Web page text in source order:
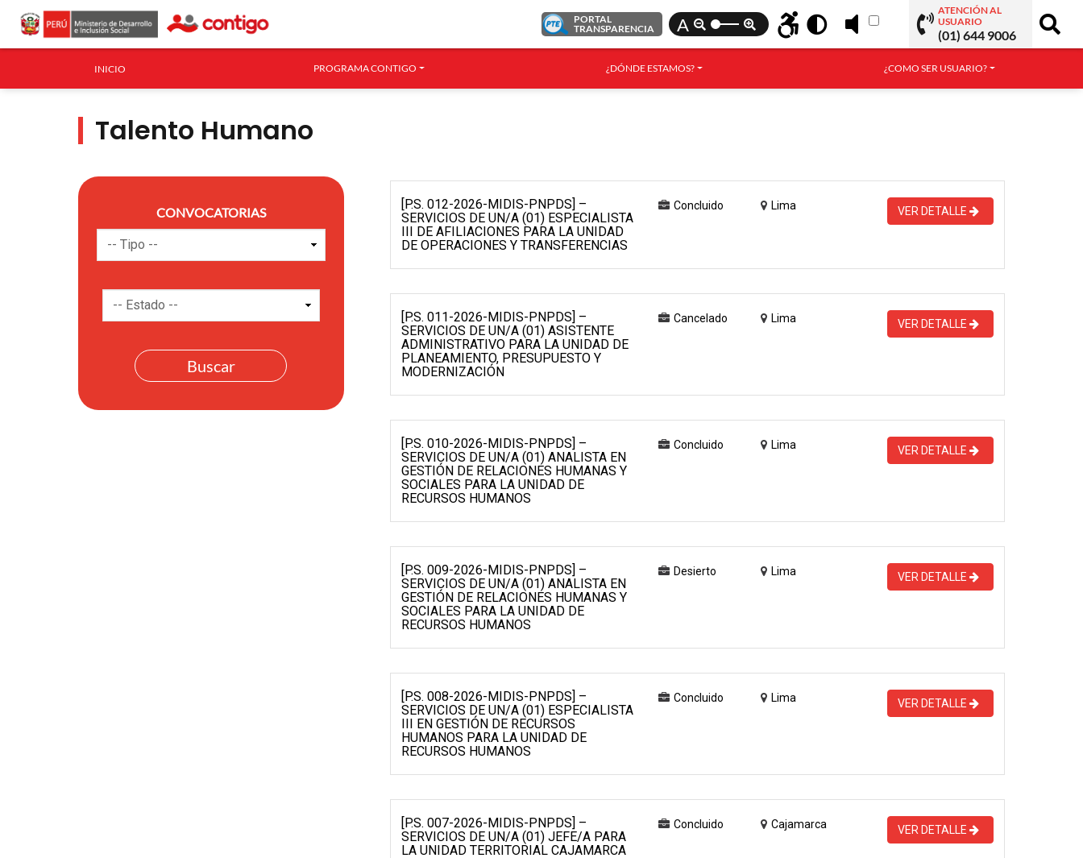
PORTAL
TRANSPARENCIA
A
ATENCIÓN AL
USUARIO
(01) 644 9006
INICIO PROGRAMA CONTIGO ¿DÓNDE ESTAMOS? ¿COMO SER USUARIO?
Talento Humano
CONVOCATORIAS
[P.S. 012-2026-MIDIS-PNPDS] –
SERVICIOS DE UN/A (01) ESPECIALISTA
III DE AFILIACIONES PARA LA UNIDAD
DE OPERACIONES Y TRANSFERENCIAS
Concluido Lima VER DETALLE
[P.S. 011-2026-MIDIS-PNPDS] –
SERVICIOS DE UN/A (01) ASISTENTE
ADMINISTRATIVO PARA LA UNIDAD DE
PLANEAMIENTO, PRESUPUESTO Y
MODERNIZACIÓN
Cancelado Lima VER DETALLE
[P.S. 010-2026-MIDIS-PNPDS] –
SERVICIOS DE UN/A (01) ANALISTA EN
GESTIÓN DE RELACIONES HUMANAS Y
SOCIALES PARA LA UNIDAD DE
RECURSOS HUMANOS
Concluido Lima VER DETALLE
[P.S. 009-2026-MIDIS-PNPDS] –
SERVICIOS DE UN/A (01) ANALISTA EN
GESTIÓN DE RELACIONES HUMANAS Y
SOCIALES PARA LA UNIDAD DE
RECURSOS HUMANOS
Desierto Lima VER DETALLE
[P.S. 008-2026-MIDIS-PNPDS] –
SERVICIOS DE UN/A (01) ESPECIALISTA
III EN GESTIÓN DE RECURSOS
HUMANOS PARA LA UNIDAD DE
RECURSOS HUMANOS
Concluido Lima VER DETALLE
[P.S. 007-2026-MIDIS-PNPDS] –
SERVICIOS DE UN/A (01) JEFE/A PARA
LA UNIDAD TERRITORIAL CAJAMARCA
Concluido Cajamarca VER DETALLE